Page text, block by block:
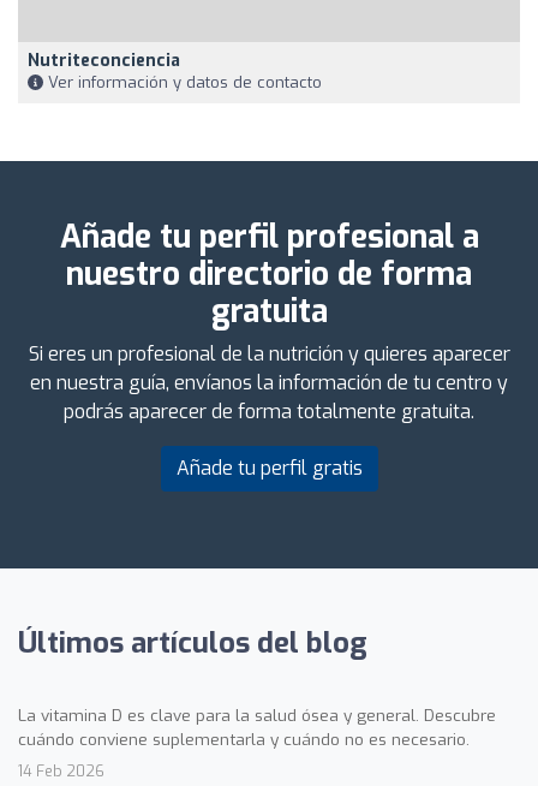
Nutriteconciencia
Ver información y datos de contacto
Añade tu perfil profesional a
nuestro directorio de forma
gratuita
Si eres un profesional de la nutrición y quieres aparecer
en nuestra guía, envíanos la información de tu centro y
podrás aparecer de forma totalmente gratuita.
Añade tu perfil gratis
Últimos artículos del blog
La vitamina D es clave para la salud ósea y general. Descubre
cuándo conviene suplementarla y cuándo no es necesario.
14 Feb 2026